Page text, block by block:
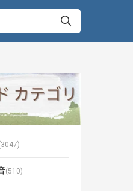
(510)